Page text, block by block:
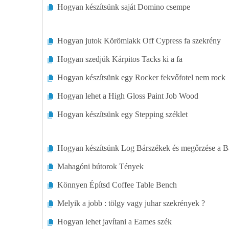
Nappali Bútorok
Matracok
Médiatárolók
Egyéb Bútorok
Oszmánok
Teraszbútorok
Hogyan készítsünk saját Domino csempe
Hogyan jutok Körömlakk Off Cypress fa szekrény
Hogyan szedjük Kárpitos Tacks ki a fa
Hogyan készítsünk egy Rocker fekvőfotel nem rock
Hogyan lehet a High Gloss Paint Job Wood
Hogyan készítsünk egy Stepping széklet
Hogyan készítsünk Log Bárszékek és megőrzése a
Mahagóni bútorok Tények
Könnyen Építsd Coffee Table Bench
Melyik a jobb : tölgy vagy juhar szekrények ?
Hogyan lehet javítani a Eames szék